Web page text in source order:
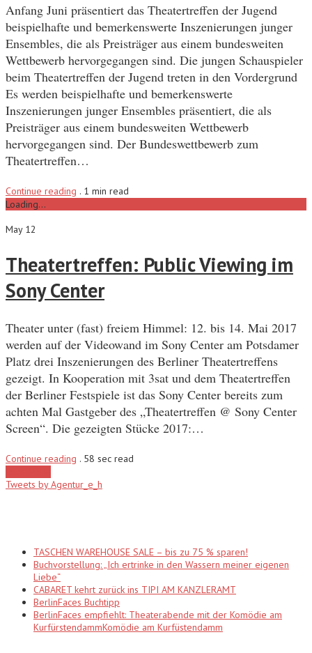
Anfang Juni präsentiert das Theatertreffen der Jugend
beispielhafte und bemerkenswerte Inszenierungen junger
Ensembles, die als Preisträger aus einem bundesweiten
Wettbewerb hervorgegangen sind. Die jungen Schauspieler
beim Theatertreffen der Jugend treten in den Vordergrund
Es werden beispielhafte und bemerkenswerte
Inszenierungen junger Ensembles präsentiert, die als
Preisträger aus einem bundesweiten Wettbewerb
hervorgegangen sind. Der Bundeswettbewerb zum
Theatertreffen…
Continue reading . 1 min read
Loading...
May 12
Theatertreffen: Public Viewing im
Sony Center
Theater unter (fast) freiem Himmel: 12. bis 14. Mai 2017
werden auf der Videowand im Sony Center am Potsdamer
Platz drei Inszenierungen des Berliner Theatertreffens
gezeigt. In Kooperation mit 3sat und dem Theatertreffen
der Berliner Festspiele ist das Sony Center bereits zum
achten Mal Gastgeber des „Theatertreffen @ Sony Center
Screen“. Die gezeigten Stücke 2017:…
Continue reading . 58 sec read
Tweets by Agentur_e_h
TASCHEN WAREHOUSE SALE – bis zu 75 % sparen!
Buchvorstellung: „Ich ertrinke in den Wassern meiner eigenen
Liebe“
CABARET kehrt zurück ins TIPI AM KANZLERAMT
BerlinFaces Buchtipp
BerlinFaces empfiehlt: Theaterabende mit der Komödie am
KurfürstendammKomödie am Kurfüstendamm